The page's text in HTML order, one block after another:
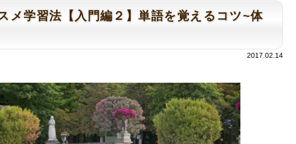
メ学習法【入門編２】単語を覚えるコツ~体
2017.02.14